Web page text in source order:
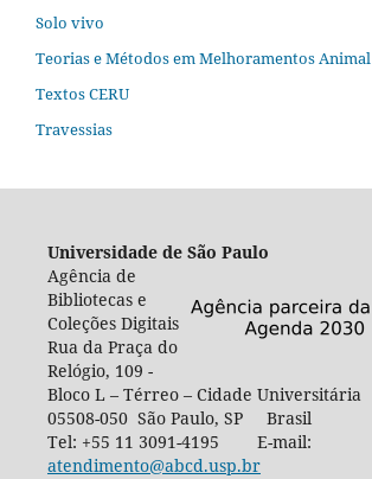
Solo vivo
Teorias e Métodos em Melhoramentos Animal
Textos CERU
Travessias
Universidade de São Paulo
Agência de
Bibliotecas e
Coleções Digitais
Rua da Praça do
Relógio, 109 -
Bloco L – Térreo – Cidade Universitária
05508-050 São Paulo, SP Brasil
Tel: +55 11 3091-4195 E-mail:
atendimento@abcd.usp.br